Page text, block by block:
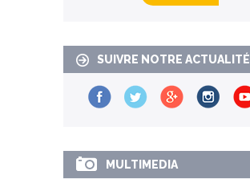
SUIVRE NOTRE ACTUALITÉ
MULTIMEDIA